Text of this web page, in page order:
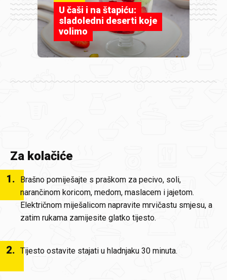
U čaši i na štapiću:
sladoledni deserti koje
volimo
Za kolačiće
1.
Brašno pomiješajte s praškom za pecivo, soli,
narančinom koricom, medom, maslacem i jajetom.
Električnom miješalicom napravite mrvičastu smjesu, a
zatim rukama zamijesite glatko tijesto.
2. Tijesto ostavite stajati u hladnjaku 30 minuta.